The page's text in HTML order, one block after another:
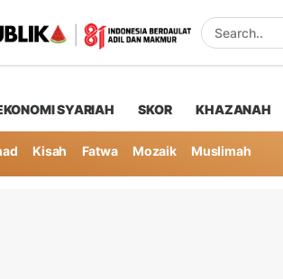
SYARIAH SKOR KHAZANAH
Kisah Fatwa Mozaik Muslimah